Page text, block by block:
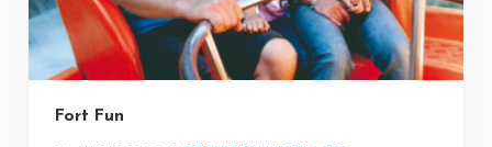
Fort Fun